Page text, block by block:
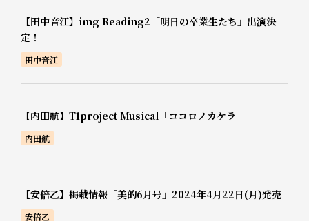
【田中音江】img Reading2「明日の卒業生たち」出演決
定！
田中音江
【内田航】T1project Musical「ココロノカケラ」
内田航
【安倍乙】掲載情報「美的6月号」2024年4月22日(月)発売
安倍乙